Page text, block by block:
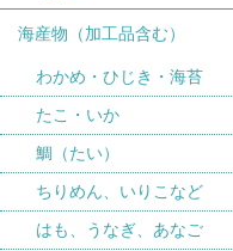
海産物（加工品含む）
わかめ・ひじき・海苔
たこ・いか
鯛（たい）
ちりめん、いりこなど
はも、うなぎ、あなご